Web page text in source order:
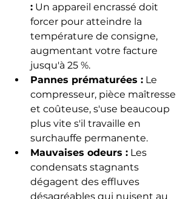
: Un appareil encrassé doit
forcer pour atteindre la
température de consigne,
augmentant votre facture
jusqu'à 25 %.
Pannes prématurées : Le
compresseur, pièce maîtresse
et coûteuse, s'use beaucoup
plus vite s'il travaille en
surchauffe permanente.
Mauvaises odeurs : Les
condensats stagnants
dégagent des effluves
désagréables qui nuisent au